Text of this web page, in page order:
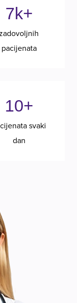
7k+
pacijenata
10+
svaki
dan